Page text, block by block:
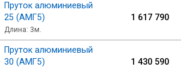
Пруток алюминиевый
25 (АМГ5)
Длина: 3м.
1 617 790
Пруток алюминиевый
30 (АМГ5)
1 430 590